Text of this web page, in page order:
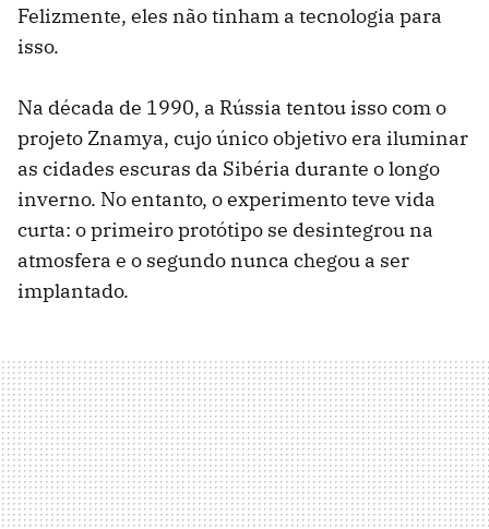
Felizmente, eles não tinham a tecnologia para
isso.
Na década de 1990, a Rússia tentou isso com o
projeto Znamya, cujo único objetivo era iluminar
as cidades escuras da Sibéria durante o longo
inverno. No entanto, o experimento teve vida
curta: o primeiro protótipo se desintegrou na
atmosfera e o segundo nunca chegou a ser
implantado.